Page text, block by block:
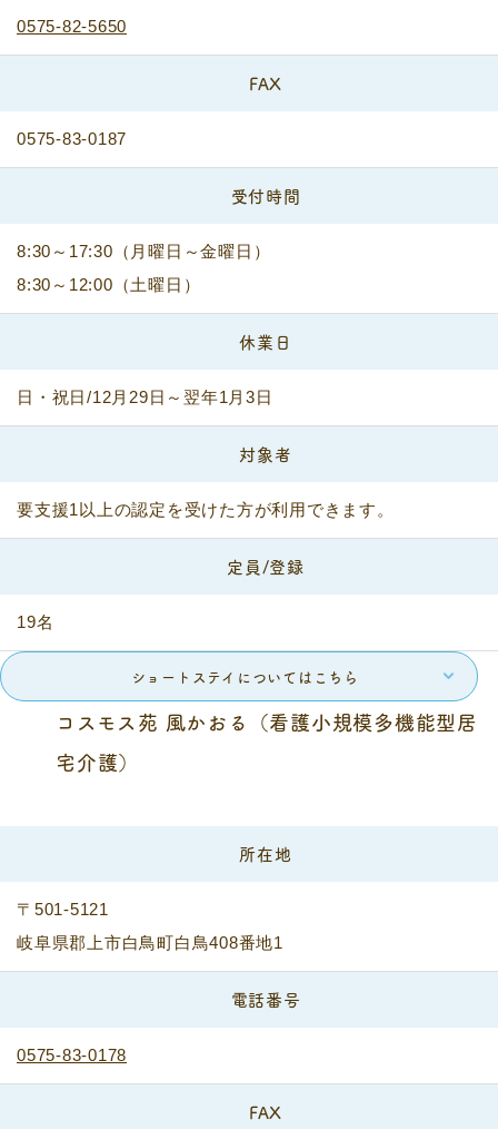
0575-82-5650
FAX
0575-83-0187
受付時間
8:30～17:30（月曜日～金曜日）
8:30～12:00（土曜日）
休業日
日・祝日/12月29日～翌年1月3日
対象者
要支援1以上の認定を受けた方が利用できます。
定員/登録
19名
ショートステイについてはこちら
コスモス苑 風かおる（看護小規模多機能型居
宅介護）
所在地
〒501-5121
岐阜県郡上市白鳥町白鳥408番地1
電話番号
0575-83-0178
FAX